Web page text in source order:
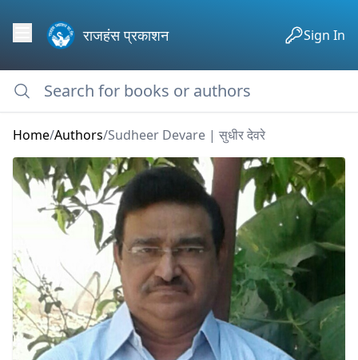
राजहंस प्रकाशन Sign In
Home/Authors/Sudheer Devare | सुधीर देवरे